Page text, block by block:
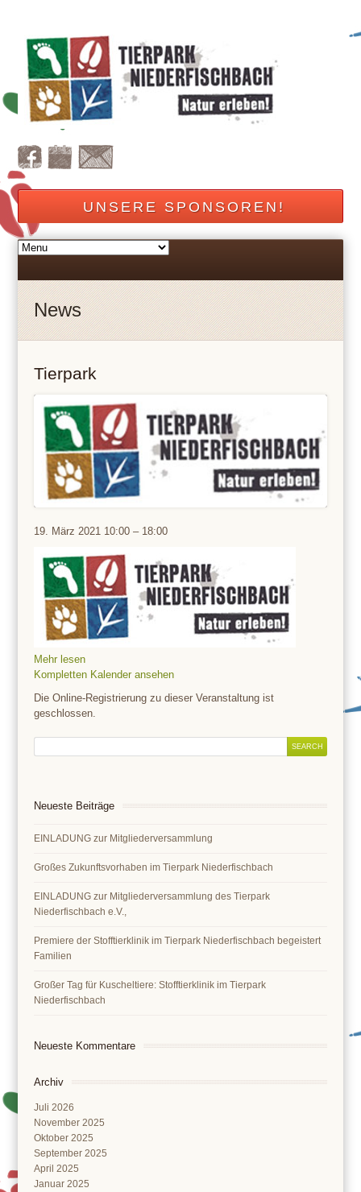
UNSERE SPONSOREN!
News
Tierpark
Tierpark
19. März 2021 10:00 – 18:00
Mehr lesen
Kompletten Kalender ansehen
Die Online-Registrierung zu dieser Veranstaltung ist
geschlossen.
Neueste Beiträge
EINLADUNG zur Mitgliederversammlung
Großes Zukunftsvorhaben im Tierpark Niederfischbach
EINLADUNG zur Mitgliederversammlung des Tierpark
Niederfischbach e.V.,
Premiere der Stofftierklinik im Tierpark Niederfischbach begeistert
Familien
Großer Tag für Kuscheltiere: Stofftierklinik im Tierpark
Niederfischbach
Neueste Kommentare
Archiv
Juli 2026
November 2025
Oktober 2025
September 2025
April 2025
Januar 2025